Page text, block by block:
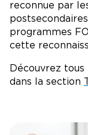
reconnue par
programmes
cette
Découvrez
dans la section